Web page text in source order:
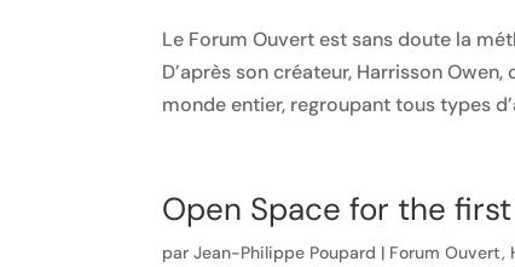
Le Forum Ouvert est sans doute la
D’après son créateur, Harrisson
monde entier, regroupant tous types
Open Space for the
parJean-Philippe Poupard | Forum Ouvert,